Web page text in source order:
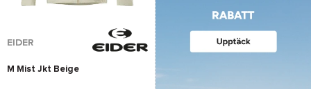
EIDER
M Mist Jkt Beige